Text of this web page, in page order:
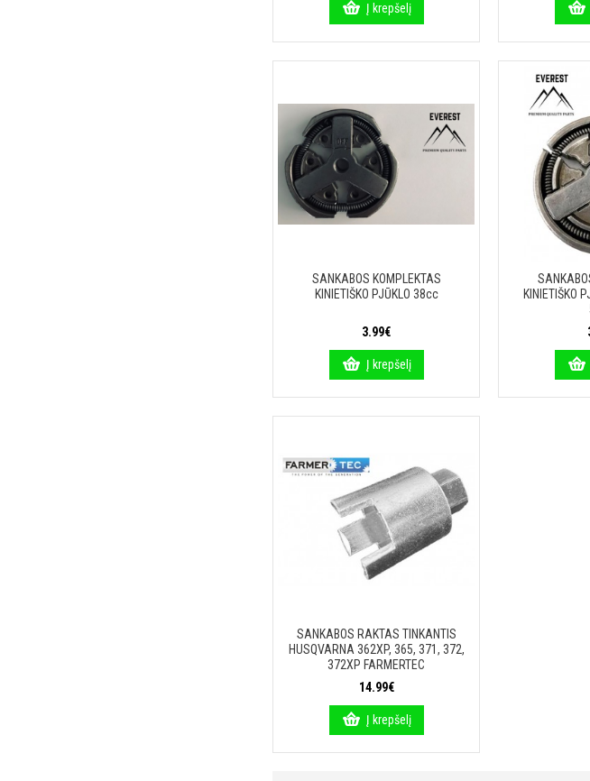
Į krepšelį
SANKABOS KOMPLEKTAS
KINIETIŠKO PJŪKLO 38cc
3.99€
Į krepšelį
KINIETIŠKO
SANKABOS RAKTAS TINKANTIS
HUSQVARNA 362XP, 365, 371, 372,
372XP FARMERTEC
14.99€
Į krepšelį